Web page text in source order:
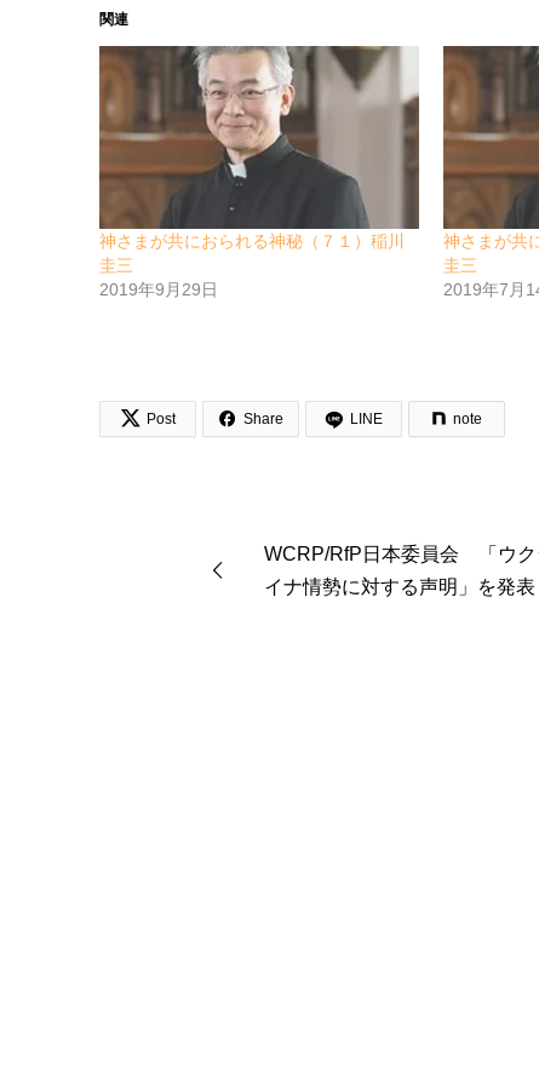
関連
神さまが共におられる神秘（７１）稲川
圭三
2019年9月29日
神さまが共
圭三
2019年7月
 Post  Share LINE note
WCRP/RfP日本委員会 「ウク
イナ情勢に対する声明」を発表